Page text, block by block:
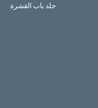
جلد باب القشرة